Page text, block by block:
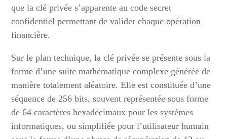
que la clé privée s’apparente au code secret
confidentiel permettant de valider chaque opération
financière.
Sur le plan technique, la clé privée se présente sous la
forme d’une suite mathématique complexe générée de
manière totalement aléatoire. Elle est constituée d’une
séquence de 256 bits, souvent représentée sous forme
de 64 caractères hexadécimaux pour les systèmes
informatiques, ou simplifiée pour l’utilisateur humain